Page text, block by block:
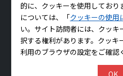
コーポレートサイ
的に、クッキーを使用しており
については、「クッキーの使用
い。サイト訪問者には、クッ
択する権利があります。クッキ
利用のブラウザの設定をご確認